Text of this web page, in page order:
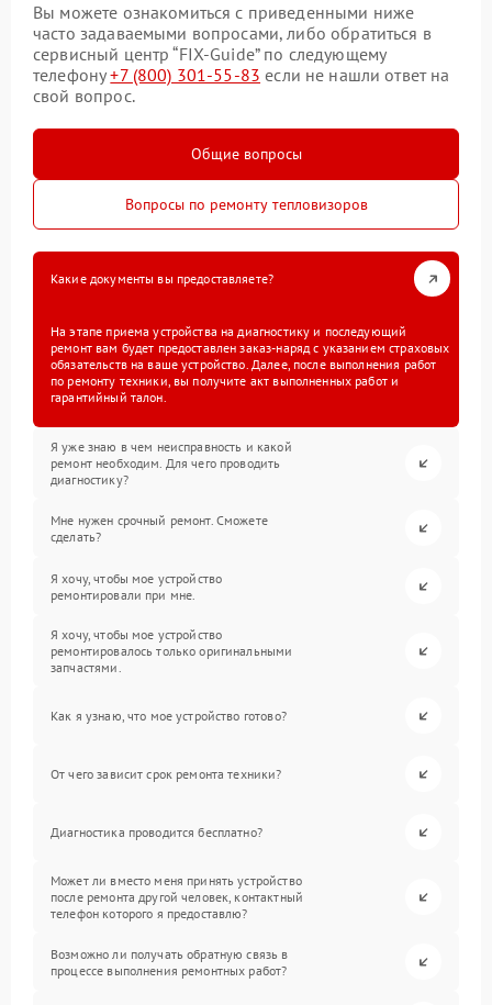
Вы можете ознакомиться с приведенными ниже
часто задаваемыми вопросами, либо обратиться в
сервисный центр “FIX-Guide” по следующему
телефону+7 (800) 301-55-83 если не нашли ответ на
свой вопрос.
Общие вопросы
Вопросы по ремонту тепловизоров
Какие документы вы предоставляете?
На этапе приема устройства на диагностику и последующий
ремонт вам будет предоставлен заказ-наряд с указанием страховых
обязательств на ваше устройство. Далее, после выполнения работ
по ремонту техники, вы получите акт выполненных работ и
гарантийный талон.
Я уже знаю в чем неисправность и какой
ремонт необходим. Для чего проводить
диагностику?
Мне нужен срочный ремонт. Сможете
сделать?
Я хочу, чтобы мое устройство
ремонтировали при мне.
Я хочу, чтобы мое устройство
ремонтировалось только оригинальными
запчастями.
Как я узнаю, что мое устройство готово?
От чего зависит срок ремонта техники?
Диагностика проводится бесплатно?
Может ли вместо меня принять устройство
после ремонта другой человек, контактный
телефон которого я предоставлю?
Возможно ли получать обратную связь в
процессе выполнения ремонтных работ?